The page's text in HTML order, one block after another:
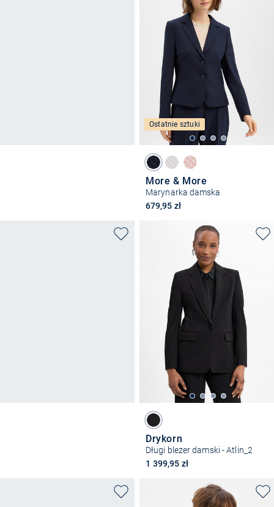
Ostatnie sztuki
More & More
Marynarka damska
679,95 zł
Drykorn
Długi blezer damski - Atlin_2
1 399,95 zł